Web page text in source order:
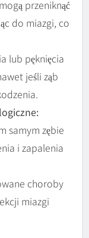
przeniknąć
do miazgi, co
lub pęknięcia
jeśli ząb
samym zębie
i zapalenia
choroby
miazgi